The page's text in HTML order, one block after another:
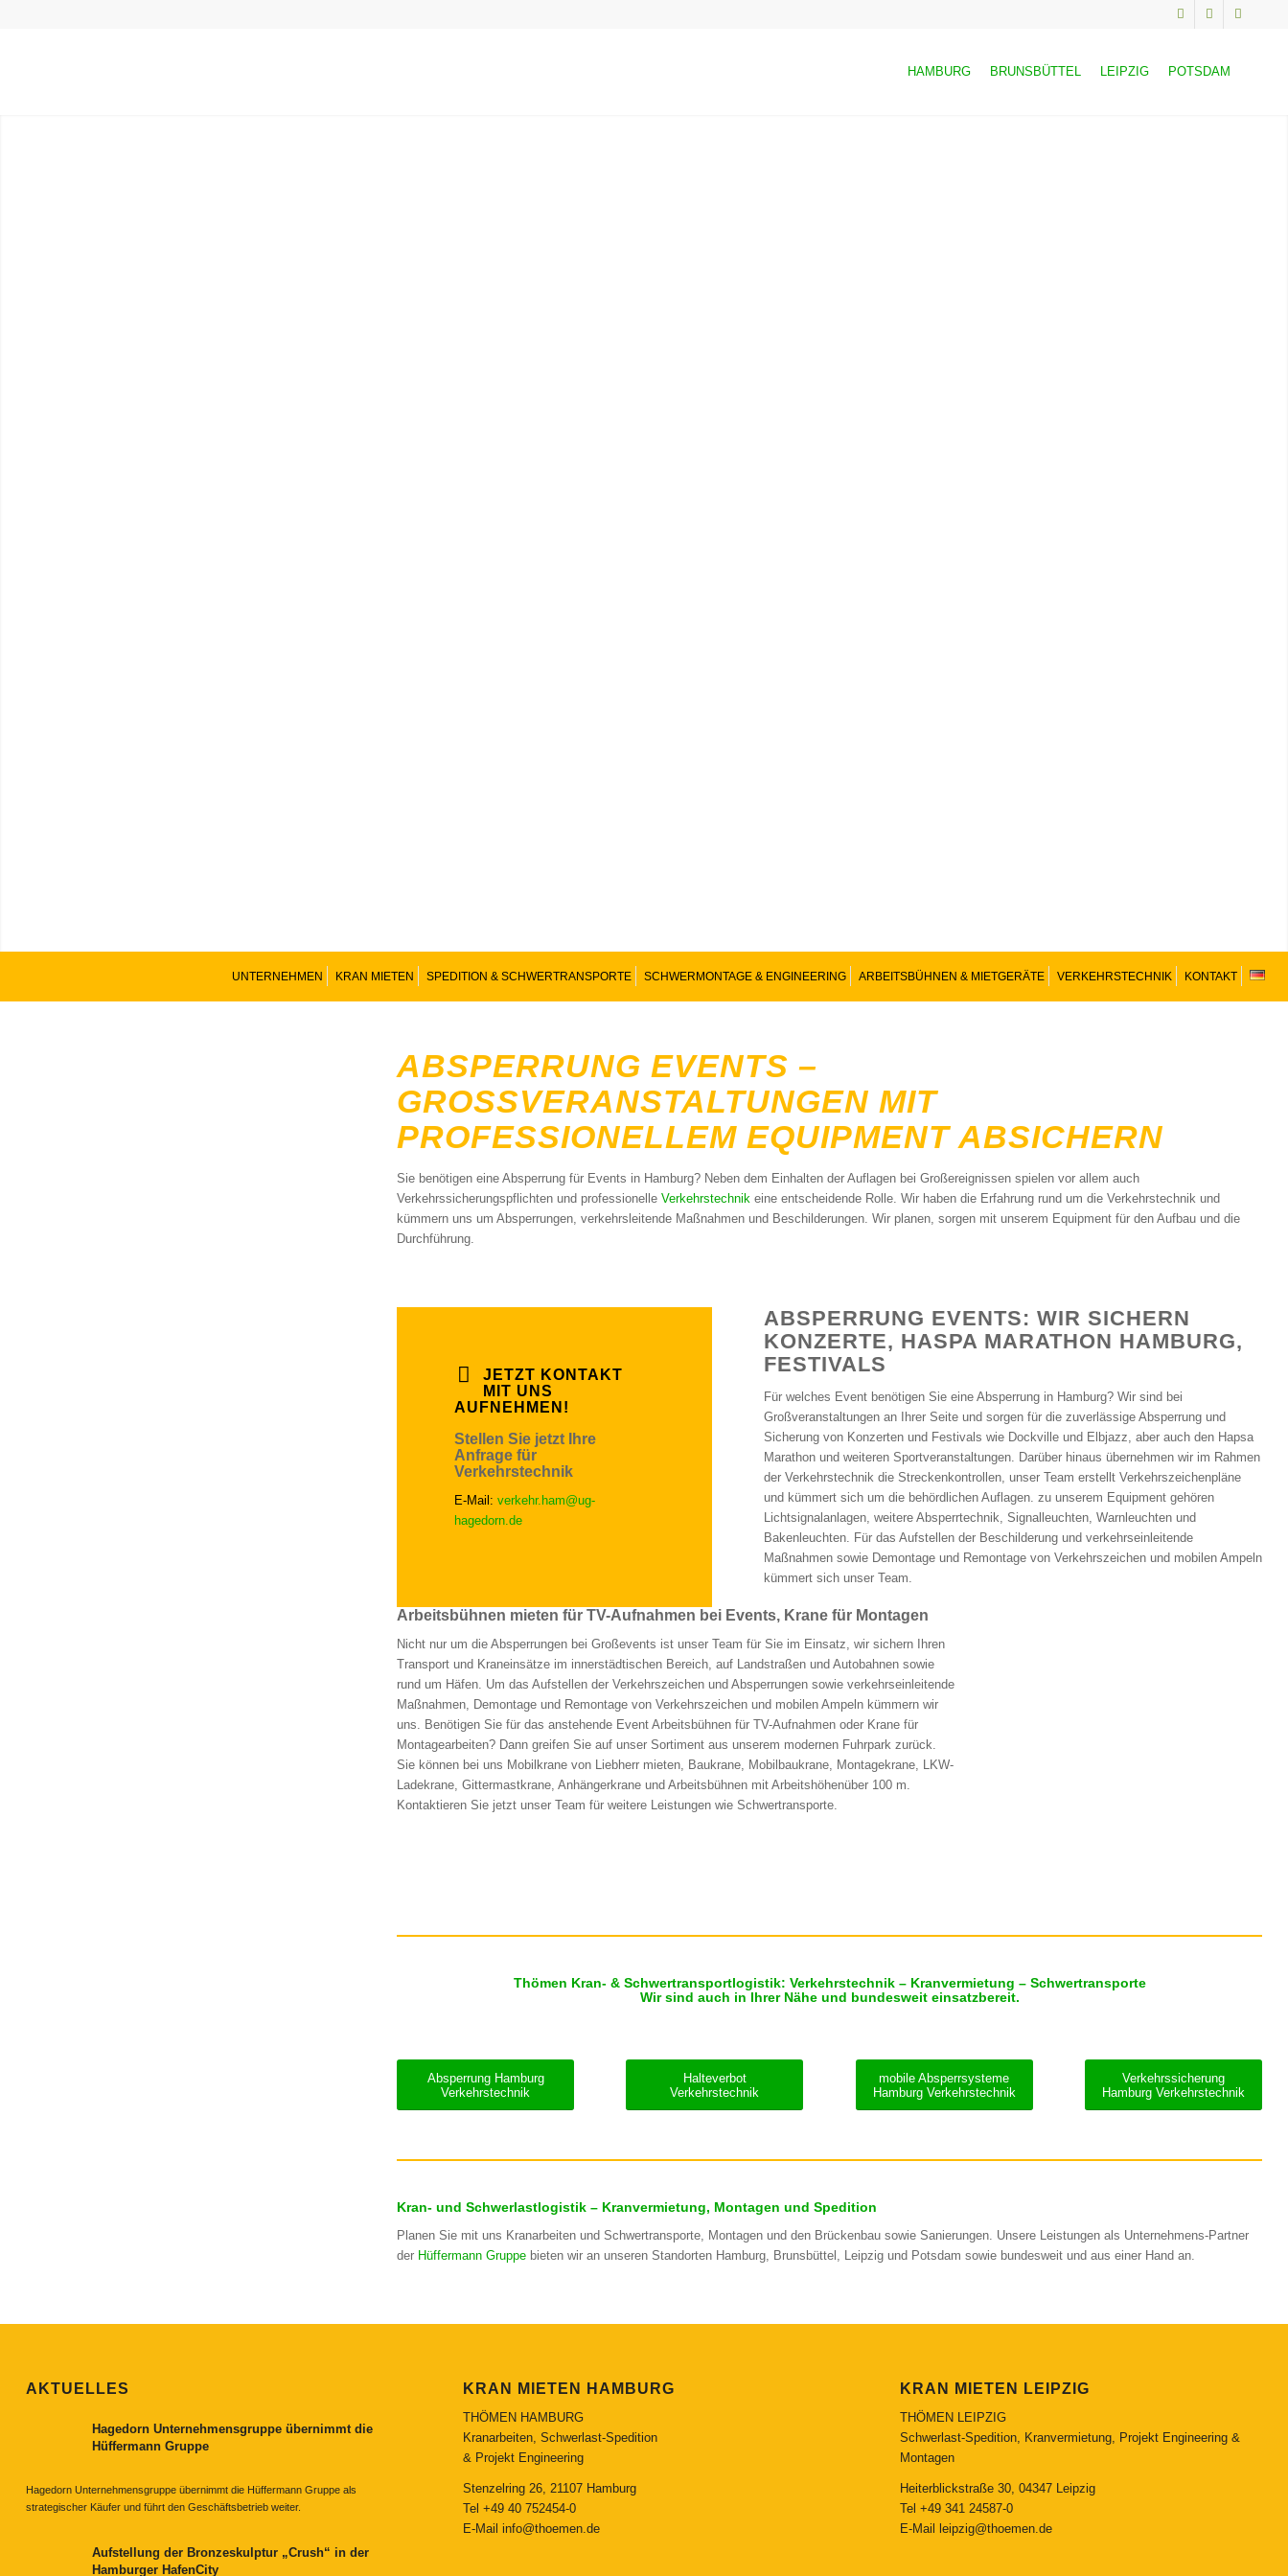
HAMBURG BRUNSBÜTTEL LEIPZIG POTSDAM
UNTERNEHMEN KRAN MIETEN SPEDITION & SCHWERTRANSPORTE SCHWERMONTAGE & ENGINEERING ARBEITSBÜHNEN & MIETGERÄTE VERKEHRSTECHNIK KONTAKT
ABSPERRUNG EVENTS –
GROSSVERANSTALTUNGEN MIT P
ROFESSIONELLEM EQUIPMENT ABSICHERN
Sie benötigen eine Absperrung für Events in Hamburg? Neben dem Einhalten der Auflagen bei Großereignissen spielen vor allem auch
Verkehrssicherungspflichten und professionelle Verkehrstechnik eine entscheidende Rolle. Wir haben die Erfahrung rund um die Verkehrstechnik und
kümmern uns um Absperrungen, verkehrsleitende Maßnahmen und Beschilderungen. Wir planen, sorgen mit unserem Equipment für den Aufbau und die
Durchführung.
JETZT KONTAKT
MIT UNS
AUFNEHMEN!
Stellen Sie jetzt Ihre
Anfrage für
Verkehrstechnik
E-Mail: verkehr.ham@ug-
hagedorn.de
ABSPERRUNG EVENTS: WIR SICHERN
KONZERTE, HASPA MARATHON HAMBURG,
FESTIVALS
Für welches Event benötigen Sie eine Absperrung in Hamburg? Wir sind bei
Großveranstaltungen an Ihrer Seite und sorgen für die zuverlässige Absperrung und
Sicherung von Konzerten und Festivals wie Dockville und Elbjazz, aber auch den Hapsa
Marathon und weiteren Sportveranstaltungen. Darüber hinaus übernehmen wir im Rahmen
der Verkehrstechnik die Streckenkontrollen, unser Team erstellt Verkehrszeichenpläne
und kümmert sich um die behördlichen Auflagen. zu unserem Equipment gehören
Lichtsignalanlagen, weitere Absperrtechnik, Signalleuchten, Warnleuchten und
Bakenleuchten. Für das Aufstellen der Beschilderung und verkehrseinleitende
Maßnahmen sowie Demontage und Remontage von Verkehrszeichen und mobilen Ampeln
kümmert sich unser Team.
Arbeitsbühnen mieten für TV-Aufnahmen bei Events, Krane für Montagen
Nicht nur um die Absperrungen bei Großevents ist unser Team für Sie im Einsatz, wir sichern Ihren
Transport und Kraneinsätze im innerstädtischen Bereich, auf Landstraßen und Autobahnen sowie
rund um Häfen. Um das Aufstellen der Verkehrszeichen und Absperrungen sowie verkehrseinleitende
Maßnahmen, Demontage und Remontage von Verkehrszeichen und mobilen Ampeln kümmern wir
uns. Benötigen Sie für das anstehende Event Arbeitsbühnen für TV-Aufnahmen oder Krane für
Montagearbeiten? Dann greifen Sie auf unser Sortiment aus unserem modernen Fuhrpark zurück.
Sie können bei uns Mobilkrane von Liebherr mieten, Baukrane, Mobilbaukrane, Montagekrane, LKW-
Ladekrane, Gittermastkrane, Anhängerkrane und Arbeitsbühnen mit Arbeitshöhenüber 100 m.
Kontaktieren Sie jetzt unser Team für weitere Leistungen wie Schwertransporte.
Thömen Kran- & Schwertransportlogistik: Verkehrstechnik – Kranvermietung – Schwertransporte
Wir sind auch in Ihrer Nähe und bundesweit einsatzbereit.
Absperrung Hamburg
Verkehrstechnik
Halteverbot
Verkehrstechnik
mobile Absperrsysteme
Hamburg Verkehrstechnik
Verkehrssicherung
Hamburg Verkehrstechnik
Kran- und Schwerlastlogistik – Kranvermietung, Montagen und Spedition
Planen Sie mit uns Kranarbeiten und Schwertransporte, Montagen und den Brückenbau sowie Sanierungen. Unsere Leistungen als Unternehmens-Partner
der Hüffermann Gruppe bieten wir an unseren Standorten Hamburg, Brunsbüttel, Leipzig und Potsdam sowie bundesweit und aus einer Hand an.
AKTUELLES
Hagedorn Unternehmensgruppe übernimmt die
Hüffermann Gruppe
Hagedorn Unternehmensgruppe übernimmt die Hüffermann Gruppe als
strategischer Käufer und führt den Geschäftsbetrieb weiter.
Aufstellung der Bronzeskulptur „Crush“ in der
Hamburger HafenCity
KRAN MIETEN HAMBURG
THÖMEN HAMBURG
Kranarbeiten, Schwerlast-Spedition
& Projekt Engineering
Stenzelring 26, 21107 Hamburg
Tel +49 40 752454-0
E-Mail info@thoemen.de
KRAN MIETEN LEIPZIG
THÖMEN LEIPZIG
Schwerlast-Spedition, Kranvermietung, Projekt Engineering &
Montagen
Heiterblickstraße 30, 04347 Leipzig
Tel +49 341 24587-0
E-Mail
leipzig@thoemen.de